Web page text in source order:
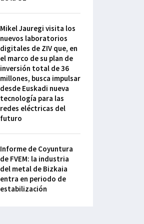
Mikel Jauregi visita los
nuevos laboratorios
digitales de ZIV que, en
el marco de su plan de
inversión total de 36
millones, busca impulsar
desde Euskadi nueva
tecnología para las
redes eléctricas del
futuro
Informe de Coyuntura
de FVEM: la industria
del metal de Bizkaia
entra en periodo de
estabilización